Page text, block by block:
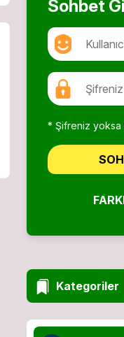
Sohbet
* Şifreniz yoksa
Kategoriler